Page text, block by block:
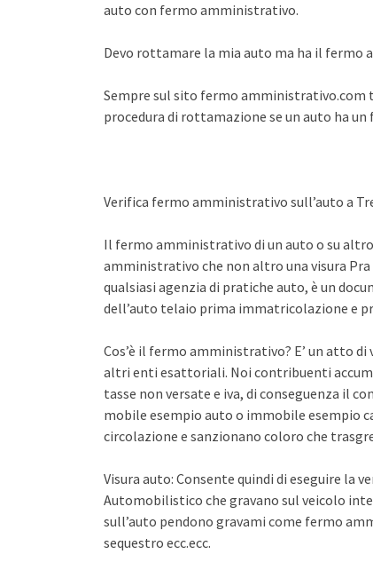
auto con fermo amministrativo.
Devo rottamare la mia auto ma ha il fermo
Sempre sul sito fermo amministrativo.com
procedura di rottamazione se un auto ha
Verifica fermo amministrativo sull’auto a
Il fermo amministrativo di un auto o su
amministrativo che non altro una visura
qualsiasi agenzia di pratiche auto, è un
dell’auto telaio prima immatricolazione e
Cos’è il fermo amministrativo? E’ un atto
altri enti esattoriali. Noi contribuenti
tasse non versate e iva, di conseguenza il
mobile esempio auto o immobile esempio
circolazione e sanzionano coloro che
Visura auto: Consente quindi di eseguire la
Automobilistico che gravano sul veicolo
sull’auto pendono gravami come fermo
sequestro ecc.ecc.